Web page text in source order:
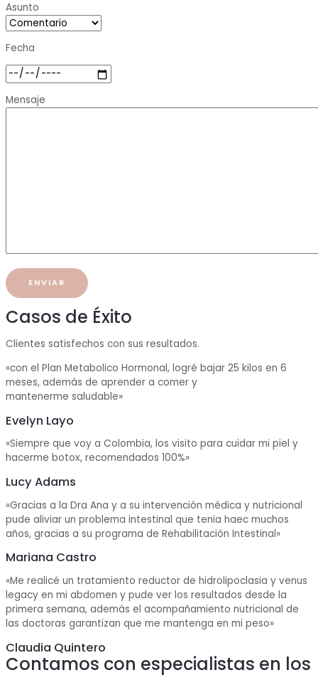
Asunto
Fecha
Mensaje
Casos de Éxito
Clientes satisfechos con sus resultados.
«con el Plan Metabolico Hormonal, logré bajar 25 kilos en 6
meses, además de aprender a comer y
mantenerme saludable»
Evelyn Layo
«Siempre que voy a Colombia, los visito para cuidar mi piel y
hacerme botox, recomendados 100%»
Lucy Adams
«Gracias a la Dra Ana y a su intervención médica y nutricional
pude aliviar un problema intestinal que tenia haec muchos
años, gracias a su programa de Rehabilitación Intestinal»
Mariana Castro
«Me realicé un tratamiento reductor de hidrolipoclasia y venus
legacy en mi abdomen y pude ver los resultados desde la
primera semana, además el acompañamiento nutricional de
las doctoras garantizan que me mantenga en mi peso»
Claudia Quintero
Contamos con especialistas en los